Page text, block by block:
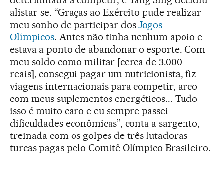
alistar-se. “Graças ao Exército pude realizar
meu sonho de participar dosJogos
Olímpicos. Antes não tinha nenhum apoio e
estava a ponto de abandonar o esporte. Com
meu soldo como militar [cerca de 3.000
reais], consegui pagar um nutricionista, fiz
viagens internacionais para competir, arco
com meus suplementos energéticos... Tudo
isso é muito caro e eu sempre passei
dificuldades econômicas”, conta a sargento,
treinada com os golpes de três lutadoras
turcas pagas pelo Comitê Olímpico Brasileiro.